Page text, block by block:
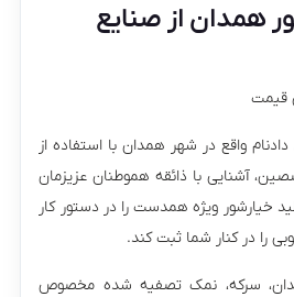
همدان از صنایع
واقع در شهر همدان با استفاده از
آشنایی با ذائقه هموطنان عزیزمان
خیارشور ویژه همدست را در دستور کار
را در کنار شما ثبت کند.
سرکه، نمک تصفیه شده­ مخصوص